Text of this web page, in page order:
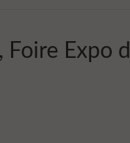
Foire Expo